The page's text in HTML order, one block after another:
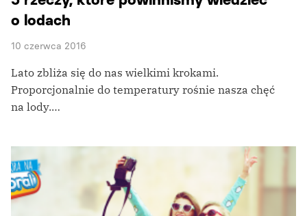
o lodach
10 czerwca 2016
Lato zbliża się do nas wielkimi krokami.
Proporcjonalnie do temperatury rośnie nasza chęć
na lody.…